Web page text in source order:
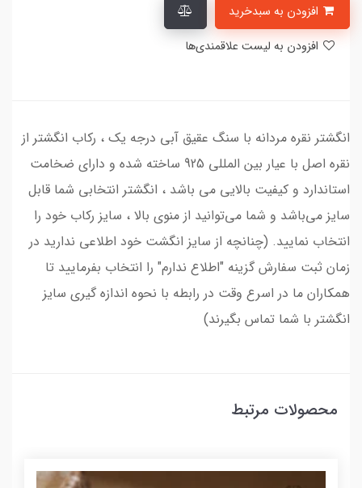
انگشتر نقره مردانه با سنگ عقیق آبی درجه یک ، رکاب انگشتر از
نقره اصل با عیار بین المللی 925 ساخته شده و دارای ضخامت
استاندارد و کیفیت بالایی می‌ باشد ، انگشتر انتخابی شما قابل
سایز می‌باشد و شما می‌توانید از منوی بالا ، سایز رکاب خود را
انتخاب نمایید. (چنانچه از سایز انگشت خود اطلاعی ندارید در
زمان ثبت سفارش گزینه "اطلاع ندارم" را انتخاب بفرمایید تا
همکاران ما در اسرع وقت در رابطه با نحوه اندازه گیری سایز
انگشتر با شما تماس بگیرند)
محصولات مرتبط